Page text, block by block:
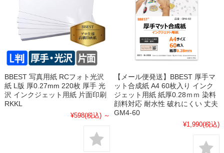
BBEST 写真用紙 RCフォト光沢
紙 L版 厚0.27mm 220枚 厚手 光
沢 インクジェット用紙 片面印刷
RKKL
¥598(税込) ～
【メール便発送】BBEST 厚手マ
ット合成紙 A4 60枚入り インク
ジェット用紙 紙厚0.28ｍｍ 染料
顔料対応 耐水性 破れにくい 丈夫
GM4-60
¥1,990(税込)